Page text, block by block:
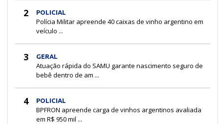
2 POLICIAL
Polícia Militar apreende 40 caixas de vinho argentino em
veículo ...
3 GERAL
Atuação rápida do SAMU garante nascimento seguro de
bebê dentro de am ...
4 POLICIAL
BPFRON apreende carga de vinhos argentinos avaliada
em R$ 950 mil ...